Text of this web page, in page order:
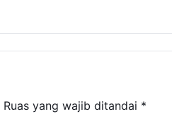
Ruas yang wajib ditandai *